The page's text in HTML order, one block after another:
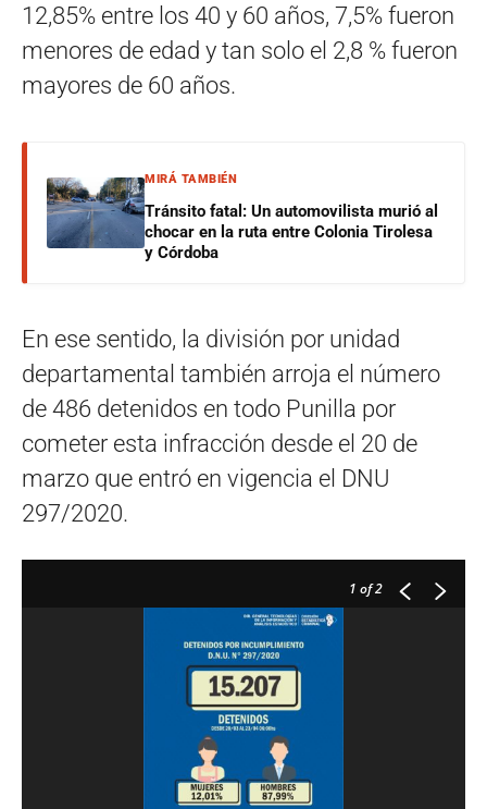
12,85% entre los 40 y 60 años, 7,5% fueron
menores de edad y tan solo el 2,8 % fueron
mayores de 60 años.
MIRÁ TAMBIÉN
Tránsito fatal: Un automovilista murió al
chocar en la ruta entre Colonia Tirolesa
y Córdoba
En ese sentido, la división por unidad
departamental también arroja el número
de 486 detenidos en todo Punilla por
cometer esta infracción desde el 20 de
marzo que entró en vigencia el DNU
297/2020.
1 of 2